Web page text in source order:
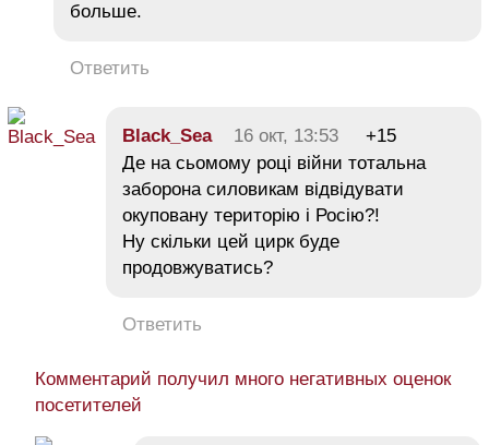
больше.
Ответить
Black_Sea 16 окт, 13:53
+15
Де на сьомому році війни тотальна
заборона силовикам відвідувати
окуповану територію і Росію?!
Ну скільки цей цирк буде
продовжуватись?
Ответить
Комментарий получил много негативных оценок
посетителей